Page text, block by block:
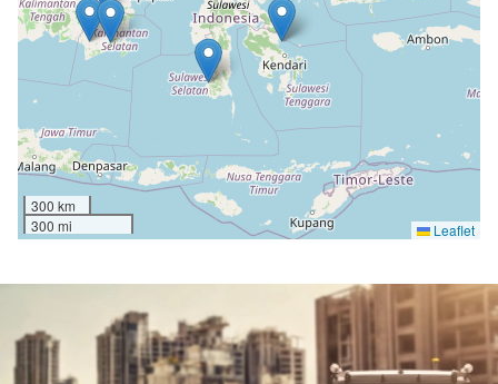
300 km
300 mi
Leaflet